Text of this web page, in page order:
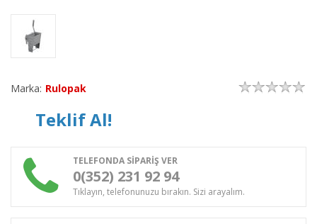
Marka: Rulopak
Teklif Al!
TELEFONDA SİPARİŞ VER
0(352) 231 92 94
Tıklayın, telefonunuzu bırakın. Sizi arayalım.